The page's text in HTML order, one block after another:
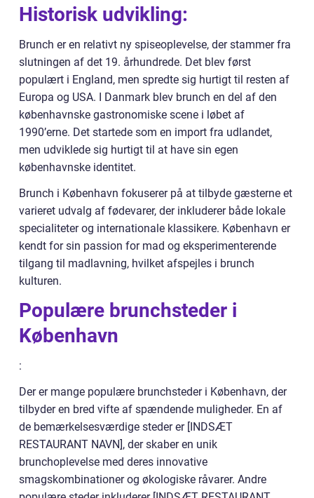
Historisk udvikling:
Brunch er en relativt ny spiseoplevelse, der stammer fra
slutningen af det 19. århundrede. Det blev først
populært i England, men spredte sig hurtigt til resten af
Europa og USA. I Danmark blev brunch en del af den
københavnske gastronomiske scene i løbet af
1990’erne. Det startede som en import fra udlandet,
men udviklede sig hurtigt til at have sin egen
københavnske identitet.
Brunch i København fokuserer på at tilbyde gæsterne et
varieret udvalg af fødevarer, der inkluderer både lokale
specialiteter og internationale klassikere. København er
kendt for sin passion for mad og eksperimenterende
tilgang til madlavning, hvilket afspejles i brunch
kulturen.
Populære brunchsteder i
København
:
Der er mange populære brunchsteder i København, der
tilbyder en bred vifte af spændende muligheder. En af
de bemærkelsesværdige steder er [INDSÆT
RESTAURANT NAVN], der skaber en unik
brunchoplevelse med deres innovative
smagskombinationer og økologiske råvarer. Andre